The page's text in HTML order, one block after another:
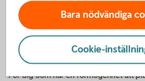
Du kanske också är
Private Banking för
För dig som har en förmögenhet att
Bara nödvändiga
Cookie-